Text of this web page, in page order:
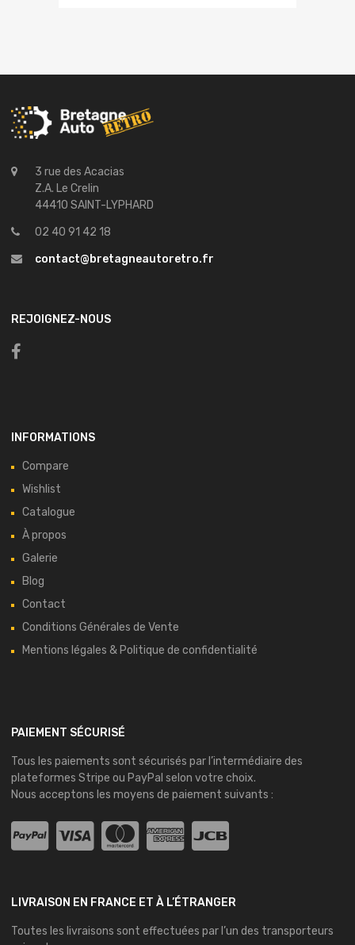
3 rue des Acacias
Z.A. Le Crelin
44410 SAINT-LYPHARD
02 40 91 42 18
contact@bretagneautoretro.fr
REJOIGNEZ-NOUS
INFORMATIONS
Compare
Wishlist
Catalogue
À propos
Galerie
Blog
Contact
Conditions Générales de Vente
Mentions légales & Politique de confidentialité
PAIEMENT SÉCURISÉ
Tous les paiements sont sécurisés par l’intermédiaire des
plateformes Stripe ou PayPal selon votre choix.
Nous acceptons les moyens de paiement suivants :
LIVRAISON EN FRANCE ET À L’ÉTRANGER
Toutes les livraisons sont effectuées par l’un des transporteurs